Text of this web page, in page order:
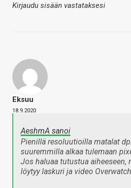
Kirjaudu sisään vastataksesi
Eksuu
18.9.2020
AeshmA sanoi
Pienillä resoluutioilla matalat
suuremmilla alkaa tulemaan
Jos haluaa tutustua aiheeseen,
löytyy laskuri ja video